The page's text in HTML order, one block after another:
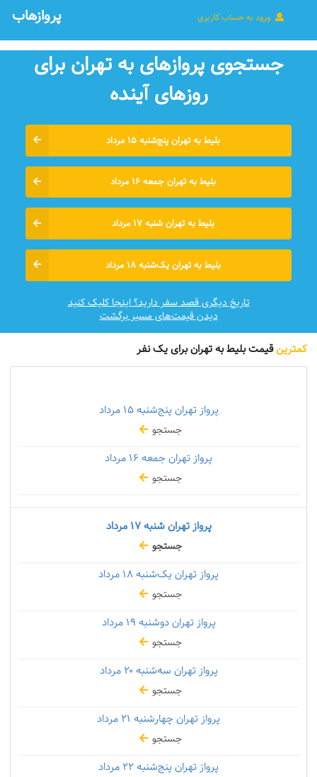
ورود به حساب کاربری پروازهاب
جستجوی پروازهای به تهران برای
روزهای آينده
بلیط به تهران پنج‌شنبه ۱۵ مرداد
بلیط به تهران جمعه ۱۶ مرداد
بلیط به تهران شنبه ۱۷ مرداد
بلیط به تهران یک‌شنبه ۱۸ مرداد
تاریخ دیگری قصد سفر دارید؟ اینجا کلیک کنید
دیدن قیمت‌های مسیر برگشت
کمترینقیمت بلیط به تهران برای یک نفر
پرواز تهران پنج‌شنبه۱۵ مرداد
جستجو
پرواز تهران جمعه
جستجو
پرواز تهران شنبه۱۷ مرداد
جستجو
پرواز تهران یک‌شنبه
جستجو
پرواز تهران دوشنبه
جستجو
پرواز تهران سه‌شنبه۲۰ مرداد
جستجو
پرواز تهران چهارشنبه
جستجو
پرواز تهران پنج‌شنبه